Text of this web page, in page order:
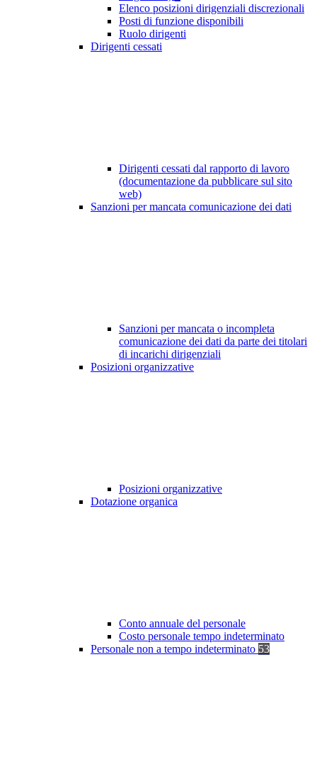
Elenco posizioni dirigenziali discrezionali
Posti di funzione disponibili
Ruolo dirigenti
Dirigenti cessati
Dirigenti cessati dal rapporto di lavoro
(documentazione da pubblicare sul sito
web)
Sanzioni per mancata comunicazione dei dati
Sanzioni per mancata o incompleta
comunicazione dei dati da parte dei titolari
di incarichi dirigenziali
Posizioni organizzative
Posizioni organizzative
Dotazione organica
Conto annuale del personale
Costo personale tempo indeterminato
Personale non a tempo indeterminato 53